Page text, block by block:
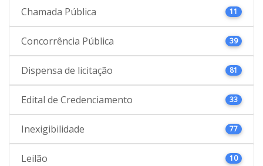
Chamada Pública 11
Concorrência Pública 39
Dispensa de licitação 81
Edital de Credenciamento 33
Inexigibilidade 77
Leilão 10